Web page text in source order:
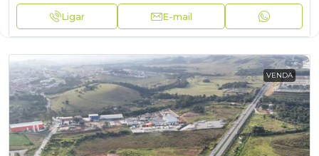
Ligar E-mail
VENDA